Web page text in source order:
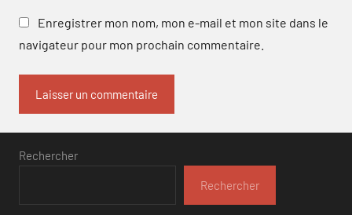
Enregistrer mon nom, mon e-mail et mon site dans le
navigateur pour mon prochain commentaire.
Rechercher
Rechercher